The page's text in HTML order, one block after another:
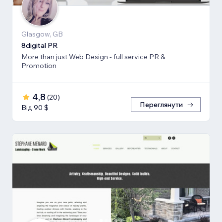
Glasgow, GB
8digital PR
More than just Web Design - full service PR &
Promotion
4,8 (20)
Від 90 $
Переглянути